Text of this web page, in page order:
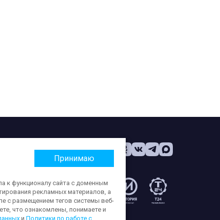
Принимаю
к функционалу сайта с доменным
рекламных материалов, а
с размещением тегов системы веб-
что ознакомлены, понимаете и
и Политики по работе с